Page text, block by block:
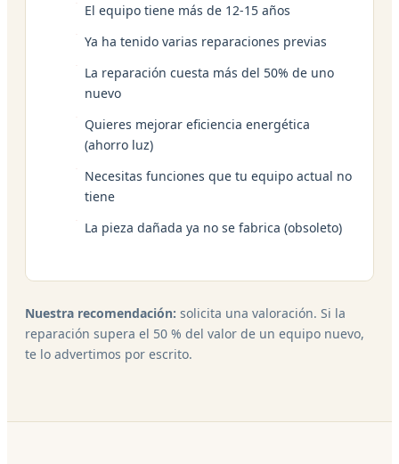
El equipo tiene más de 12-15 años
Ya ha tenido varias reparaciones previas
La reparación cuesta más del 50% de uno
nuevo
Quieres mejorar eficiencia energética
(ahorro luz)
Necesitas funciones que tu equipo actual no
tiene
La pieza dañada ya no se fabrica (obsoleto)
Nuestra recomendación: solicita una valoración. Si la
reparación supera el 50 % del valor de un equipo nuevo,
te lo advertimos por escrito.